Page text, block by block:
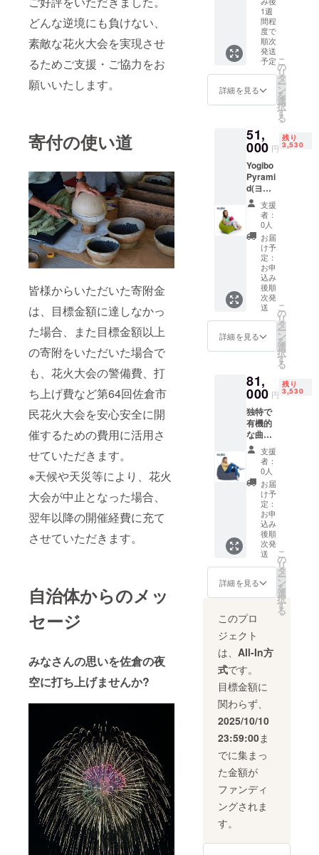
どんな逆境にも負けない、
素敵な花火大会を実現させ
るためご支援・ご協力をお
願いいたします。
寄付の使い道
皆様からいただいた寄附金
は、目標金額に達しなかっ
た場合、また目標金額以上
の寄附をいただいた場合で
も、花火大会の警備費、打
ち上げ費など第64回佐倉市
民花火大会を安心安全に開
催するための費用に活用さ
せていただきます。
※天候や天災等により、花火
大会が中止となった場合、
翌年以降の開催経費に充て
させていただきます。
自治体からのメッ
セージ
みなさんの思いを佐倉の夜
空に打ち上げませんか?
ものが
入りま
す。 ※
目安と
して直
径4cm
～6cm
のが30
～40枚
りま
す。 ジ
クも柔
らかく
美味し
いとご
好評い
ただい
ており
ます。
詳しい
美味し
い焼き
方・調
理方法
は配送
時同梱
致しま
すの
で、是
い。 ■
生産者
の声 佐
倉きの
こ園園
長の齋
藤で
す。 実
は私、
佐倉の
専業農
家の八
代目と
して生
まれた
もの
の、
茸が大
嫌いで
そんな
中、生
まれて
初めて
い!」と
感動し
た椎茸
との出
会いが
佐倉き
のこ園
を設立
した
きっか
けで
す。 皆
さんに
届きま
ジで
す。
モン・
タイプ)
西海岸
発祥の
古典的
アメリ
カン・
エール
湧いた
19世紀
リカ西
海岸。
そこで
誕生し
たのが
「ス
チー
ム・
ビー
ル」で
す。 樽
を開け
た時に
蒸気の
吹き出
すビー
子から
いつし
か「ス
チー
ム」と
呼ばれ
るよう
になり
まし
た。
「佐倉
スチー
ム」は
オリジ
ナルレ
シピと
同様
ノーザ
ン・ブ
ル
ホップ
だけを
使用。
エール
にして
は低め
の醗酵
温度と
ラガー
リング
の効果
による
クリー
ンな仕
上がり
に、
しっか
りと利
の苦み
ズをふ
んだん
に使
い、 口
当たり
を極限
までク
リー
エこだ
わりの
す。
ティラ
ミスの
魅力で
あるほ
ろ苦さ
を実現
するた
めにオ
リベー
トだけ
のため
にブレ
ンドし
ヒー豆
を使用
ます。
苦みだ
けでは
なく、
酸味・
旨味も
感じる
よう産
地の違
うキリ
マン
ジャ
ロ、マ
ンデリ
ン、
ジャワ
の3種の
豆をブ
レンド
してい
【成田
ゆめ牧
場との
コラボ
レー
ション
ソー
ス】 別
添えに
した
ソース
は千葉
県成田
ゆめ牧
場の自
家製
ヨーグ
ルト
の発酵
がら余
分な水
分を減
らし、
白ワイ
ンで熟
成さ
せ、爽
引き出
しまし
みをな
くすた
め、ス
モーク
する前
に一つ
一つ丁
寧に鱗
を取り
去りま
す。 芳
醇な燻
製の香
りと、
のった
サーモ
まみを
存分に
お楽し
みくだ
さい。
■お礼品
の内容
につい
て ・ス
モーク
ワイン
サーモ
ン(半身)
1kg×1
パック]
原
産地:千
葉県佐
倉市/製
葉県佐
倉市
賞
味期限:
製造日
から365
日 ■原
材料・
成分 鮭
(ノル
ウェー
トラウ
ト)・ワ
イン・
食塩・
砂糖・
香辛料
■注意事
像はイ
ロ」。
カス
テッロ
は、皆
様が心
地よく
ひとと
きを過
ごされ
るため
ゆる努
力を惜
しみま
せん。
エント
ランス
へと向
かう植
栽に囲
まれた
小道、
お迎え
するス
タッフ
の笑
顔、
ゆった
りとし
た空気
放的な
窓から
折々の
花々。
さぁ、
特別な
ひとと
きへの
ご準備
はいか
がです
5,000円
分のお
食事券
した。
大切な
お食
事、贈
り物に
どうぞ
≪食材
へのこ
だわり
≫ 皆様
の笑
顔、そ
れが大
前提で
す。遊
び心、
そして
自分が
心から
美味い
を作
1週
間程
度で
順次
発送
予定
詳細を見る
こ
の
リ
タ
ー
ン
を
選
択
す
る
51,
000 円
残り
3,530
Yogibo
Pyrami
d(ヨギ
ボー ピ
ラミッ
ド)は、
Yogibo
ソファ
シリー
ズNo.1
のコン
パクト
ファ。
小さな
お子様
たりの
ユニー
クな
ビーズ
ソファ
です。
家の中
のどこ
でも使
えるコ
ンパク
トなサ
イズが
魅力。
軽量だ
から、
移動さ
も簡単
です。
量・サ
イズ/加
工地
Yogibo
Pyrami
d(ヨギ
ボー ピ
ラミッ
ド)ライ
ムグ
リーン
1点 長
さ:約
65cm
幅:約
75cm
重さ:約
3.0kg
支援
者：
0人
お届
け予
定：
お申
込み
後順
次発
送
詳細を見る
こ
の
リ
タ
ー
ン
を
選
択
す
る
81,
000 円
残り
3,530
独特で
有機的
な曲線
を持つ
Yogibo
Lounge
r(ヨギ
ボー ラ
ウン
ジャー)
。 あな
たがリ
ラック
スでき
るよう
に心地
ち構え
す。 読
書や映
賞、
ゲーム
のお供
に。 ■
内容
イズ/加
工地
Lounge
r(ヨギ
ウン
ビーブ
支援
者：
0人
お届
け予
定：
お申
込み
後順
次発
送
詳細を見る
こ
の
リ
タ
ー
ン
を
選
択
す
る
このプロ
ジェクト
は、 All-In方
式です。
目標金額に
関わらず、
2025/10/10
23:59:00ま
でに集まっ
た金額が
ファンディ
ングされま
す。